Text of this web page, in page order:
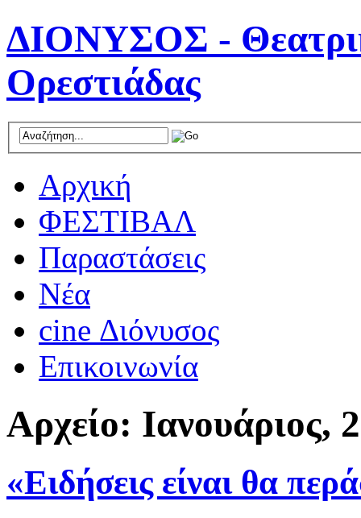
ΔΙΟΝΥΣΟΣ -
Ορεστιάδας
Αρχική
ΦΕΣΤΙΒΑΛ
Παραστάσεις
Νέα
cine Διόνυσος
Επικοινωνία
Αρχείο: Ιανουάριος,
«Ειδήσεις είναι θα